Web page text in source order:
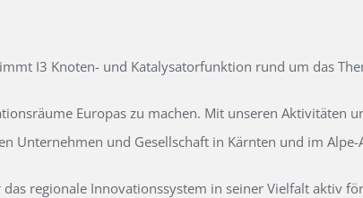
I3 Knoten- und Katalysatorfunktion rund um das
Europas zu machen. Mit unseren Aktivitäten
Unternehmen und Gesellschaft in Kärnten und im Alpe-
regionale Innovationssystem in seiner Vielfalt aktiv